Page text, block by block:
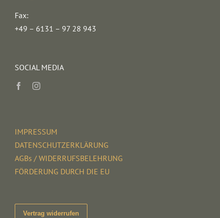
Fax:
+49 – 6131 – 97 28 943
SOCIAL MEDIA
IMPRESSUM
DATENSCHUTZERKLÄRUNG
AGBs / WIDERRUFSBELEHRUNG
FÖRDERUNG DURCH DIE EU
Vertrag widerrufen